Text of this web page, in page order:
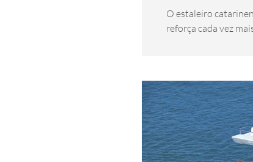
O estaleiro catarinense
reforça cada vez